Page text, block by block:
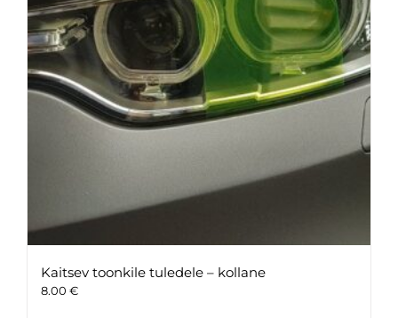
Kaitsev toonkile tuledele – kollane
8.00 €